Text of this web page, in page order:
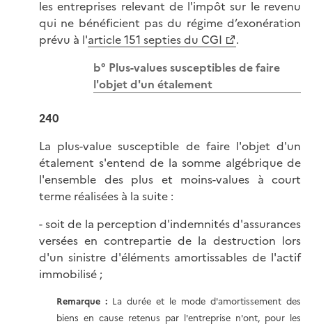
les entreprises relevant de l'impôt sur le revenu
qui ne bénéficient pas du régime d’exonération
prévu à l'article 151 septies du CGI
.
b° Plus-values susceptibles de faire
l'objet d'un étalement
240
La plus-value susceptible de faire l'objet d'un
étalement s'entend de la somme algébrique de
l'ensemble des plus et moins-values à court
terme réalisées à la suite :
- soit de la perception d'indemnités d'assurances
versées en contrepartie de la destruction lors
d'un sinistre d'éléments amortissables de l'actif
immobilisé ;
Remarque :La durée et le mode d'amortissement des
biens en cause retenus par l'entreprise n'ont, pour les